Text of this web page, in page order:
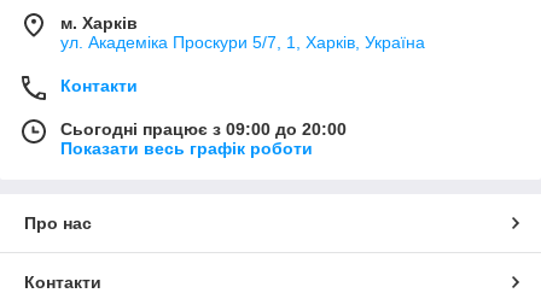
м. Харків
ул. Академіка Проскури 5/7, 1, Харків, Україна
Контакти
Сьогодні працює з 09:00 до 20:00
Показати весь графік роботи
Про нас
Контакти